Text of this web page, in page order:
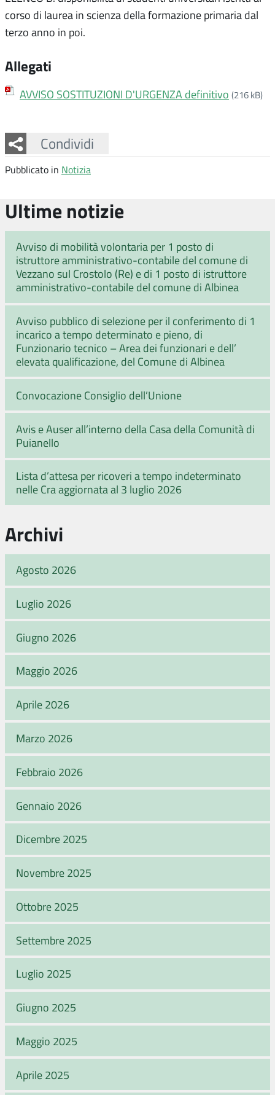
corso di laurea in scienza della formazione primaria dal
terzo anno in poi.
Allegati
AVVISO SOSTITUZIONI D'URGENZA definitivo (216 kB)
Condividi
Facebook
Twitter
Whatsapp
Pubblicato in Notizia
Ultime notizie
Avviso di mobilità volontaria per 1 posto di
istruttore amministrativo-contabile del comune di
Vezzano sul Crostolo (Re) e di 1 posto di istruttore
amministrativo-contabile del comune di Albinea
Avviso pubblico di selezione per il conferimento di 1
incarico a tempo determinato e pieno, di
Funzionario tecnico – Area dei funzionari e dell’
elevata qualificazione, del Comune di Albinea
Convocazione Consiglio dell’Unione
Avis e Auser all’interno della Casa della Comunità di
Puianello
Lista d’attesa per ricoveri a tempo indeterminato
nelle Cra aggiornata al 3 luglio 2026
Archivi
Agosto 2026
Luglio 2026
Giugno 2026
Maggio 2026
Aprile 2026
Marzo 2026
Febbraio 2026
Gennaio 2026
Dicembre 2025
Novembre 2025
Ottobre 2025
Settembre 2025
Luglio 2025
Giugno 2025
Maggio 2025
Aprile 2025